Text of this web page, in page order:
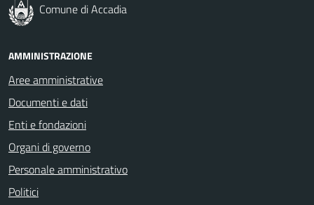
Comune di Accadia
AMMINISTRAZIONE
Aree amministrative
Documenti e dati
Enti e fondazioni
Organi di governo
Personale amministrativo
Politici